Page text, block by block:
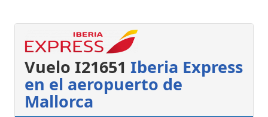
Vuelo I21651 Iberia Express
en el aeropuerto de
Mallorca